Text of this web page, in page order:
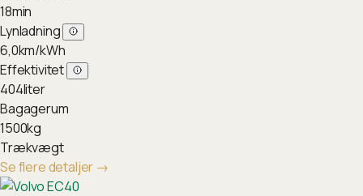
18min
Lynladning
6,0km/kWh
Effektivitet
404liter
Bagagerum
1500kg
Trækvægt
Se flere detaljer →